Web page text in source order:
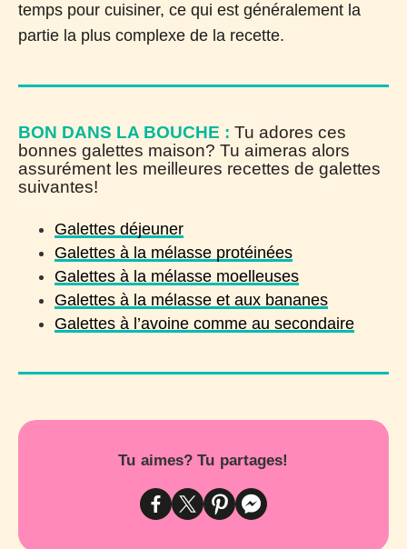
temps pour cuisiner, ce qui est généralement la
partie la plus complexe de la recette.
BON DANS LA BOUCHE : Tu adores ces
bonnes galettes maison? Tu aimeras alors
assurément les meilleures recettes de galettes
suivantes!
Galettes déjeuner
Galettes à la mélasse protéinées
Galettes à la mélasse moelleuses
Galettes à la mélasse et aux bananes
Galettes à l’avoine comme au secondaire
Tu aimes? Tu partages!